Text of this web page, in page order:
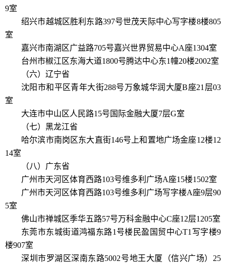
9室
绍兴市越城区胜利东路397号世茂天际中心写字楼8楼805
室
嘉兴市南湖区广益路705号嘉兴世界贸易中心A座1304室
台州市椒江区东海大道1800号腾达中心东1幢20楼2002室
（六）辽宁省
沈阳市和平区青年大街288号万象城华润大厦B座21层03
室
大连市中山区人民路15号国际金融大厦7层G室
（七）黑龙江省
哈尔滨市南岗区东大直街146号上和置地广场金座12楼12
14室
（八）广东省
广州市天河区体育西路103号维多利广场A座15楼1502室
广州市天河区体育西路103号维多利广场写字楼A座9层90
5室
佛山市禅城区季华五路57号万科金融中心C座12层1205室
东莞市东城街道鸿福东路1号楼民盈国贸中心T1写字楼9
楼907室
深圳市罗湖区深南东路5002号地王大厦（信兴广场）25